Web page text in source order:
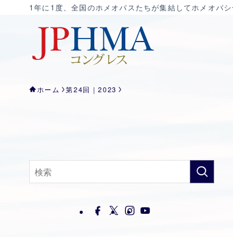
1年に1度、全国のホメオパスたちが集結してホメオパ
ホーム 第24回｜2023